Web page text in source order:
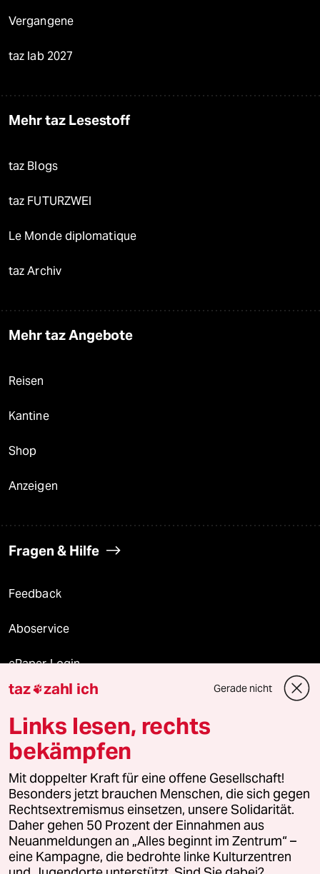
Vergangene
taz lab 2027
Mehr taz Lesestoff
taz Blogs
taz FUTURZWEI
Le Monde diplomatique
taz Archiv
Mehr taz Angebote
Reisen
Kantine
Shop
Anzeigen
Fragen & Hilfe
Feedback
Aboservice
ePaper Login
Downloads für Abonnierende
© 2026 taz Verlags und Vertriebs GmbH
Alle Rechte vorbehalten. Bei rechtlichen Fragen oder für Genehmigungen
wenden Sie sich bitte an
lizenzen@taz.de
Feedback Redaktionsstatut Kommune-Richtlinien
Leitlinie Informant Datenschutz Impressum AGB
taz zahl ich Gerade nicht
Links lesen, rechts
bekämpfen
Mit doppelter Kraft für eine offene Gesellschaft!
Besonders jetzt brauchen Menschen, die sich gegen
Rechtsextremismus einsetzen, unsere Solidarität.
Daher gehen 50 Prozent der Einnahmen aus
Neuanmeldungen an „Alles beginnt im Zentrum“ –
eine Kampagne, die bedrohte linke Kulturzentren